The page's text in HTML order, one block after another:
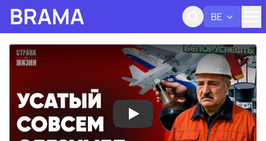
BRAMA BE